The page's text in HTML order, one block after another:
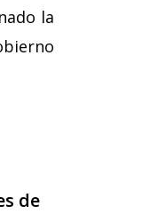
la
de